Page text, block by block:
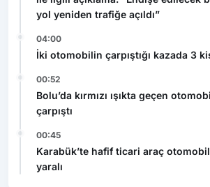
yol yeniden trafiğe açıldı”
04:00
İki otomobilin çarpıştığı kazada 3
00:52
Bolu’da kırmızı ışıkta geçen
çarpıştı
00:45
Karabük’te hafif ticari araç
yaralı